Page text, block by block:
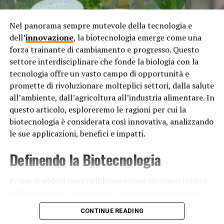
processo di email marketing, come l’invio di
messaggi di benvenuto, sequenze di follow-up e
promozioni stagionali. Questo ti consente di
risparmiare tempo prezioso e assicurarti che i
tuoi messaggi vengano recapitati in modo
tempestivo.
Costruzione del marchio: Utilizzando il tuo stile
visivo e la tua voce unica in ogni email, puoi
costruire gradualmente un marchio riconoscibile
percezione della tua azienda da parte del
pubblico.
migliori ROI tra tutte le forme di marketing
digitale. Quando viene eseguito correttamente,
Nel panorama sempre mutevole della tecnologia e
dell’innovazione, la biotecnologia emerge come una
forza trainante di cambiamento e progresso. Questo
settore interdisciplinare che fonde la biologia con la
tecnologia offre un vasto campo di opportunità e
promette di rivoluzionare molteplici settori, dalla salute
all’ambiente, dall’agricoltura all’industria alimentare. In
questo articolo, esploreremo le ragioni per cui la
biotecnologia è considerata così innovativa, analizzando
le sue applicazioni, benefici e impatti.
Definendo la Biotecnologia
significhi. La biotecnologia è un campo vasto e
interdisciplinare che utilizza organismi viventi, sistemi
CONTINUE READING